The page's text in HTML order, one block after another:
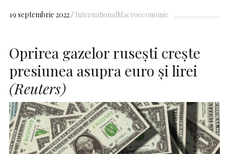
19 septembrie 2022 InternationalMacroeconomie
Oprirea gazelor rusești crește
presiunea asupra euro şi lirei
(Reuters)